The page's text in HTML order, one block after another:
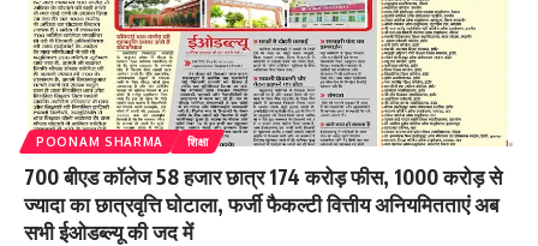
POONAM SHARMA शिक्षा
700 बीएड कॉलेज 58 हजार छात्र 174 करोड़ फीस, 1000 करोड़ से
ज्यादा का छात्रवृत्ति घोटाला, फर्जी फैकल्टी वित्तीय अनियमितताएं अब
सभी ईओडब्ल्यू की जद में